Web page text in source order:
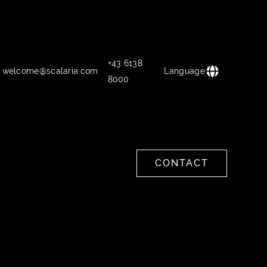
welcome@scalaria.com
+43 6138
8000
Language
CONTACT
CONTACT